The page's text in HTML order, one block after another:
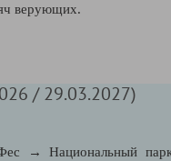
верующих.
/ 29.03.2027)
→
Национальный